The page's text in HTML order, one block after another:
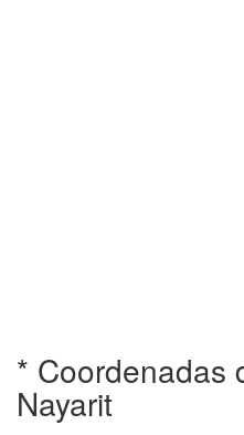
* Coordenadas
Nayarit